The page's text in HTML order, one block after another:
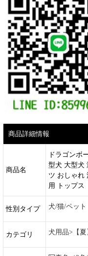
商品詳細情報
商品名
ドラゴンボ
型犬 大型犬
ツ おしゃれ
用 トップス
性別タイプ 犬/猫/ペット
カテゴリ 犬用品>【